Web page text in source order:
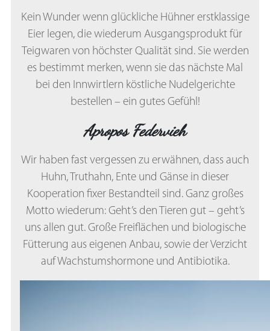
Kein Wunder wenn glückliche Hühner erstklassige
Eier legen, die wiederum Ausgangsprodukt für
Teigwaren von höchster Qualität sind. Sie werden
es bestimmt merken, wenn sie das nächste Mal
bei den Innwirtlern köstliche Nudelgerichte
bestellen – ein gutes Gefühl!
Apropos Federvieh
Wir haben fast vergessen zu erwähnen, dass auch
Huhn, Truthahn, Ente und Gänse in dieser
Kooperation fixer Bestandteil sind. Ganz großes
Motto wiederum: Geht’s den Tieren gut – geht’s
uns allen gut. Große Freiflächen und biologische
Fütterung aus eigenen Anbau, sowie der Verzicht
auf Wachstumshormone und Antibiotika.